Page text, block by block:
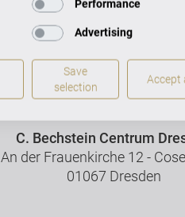
Flügel & Klaviere
Dresden
C. Bechstein Centrum
An der Frauenkirche 12 -
01067 Dresden
Performance
Advertising
Save
selection
Accept